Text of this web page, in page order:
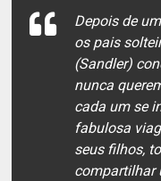
Depois de
os pais
(Sandler)
nunca
cada um se
fabulosa
seus filhos,
compartilhar